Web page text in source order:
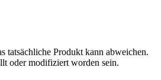
tatsächliche Produkt kann abweichen.
oder modifiziert worden sein.